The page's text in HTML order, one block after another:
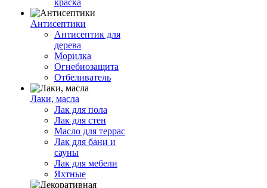
краска
Антисептики
Антисептик для
дерева
Морилка
Огнебиозащита
Отбеливатель
Лаки, масла
Лак для пола
Лак для стен
Масло для террас
Лак для бани и
сауны
Лак для мебели
Яхтные